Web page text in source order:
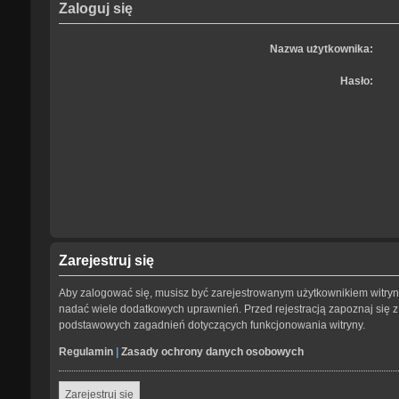
Zaloguj się
Nazwa użytkownika:
Hasło:
Zarejestruj się
Aby zalogować się, musisz być zarejestrowanym użytkownikiem
nadać wiele dodatkowych uprawnień. Przed rejestracją zapoznaj się
podstawowych zagadnień dotyczących funkcjonowania witryny.
Regulamin| Zasady ochrony danych osobowych
Zarejestruj się